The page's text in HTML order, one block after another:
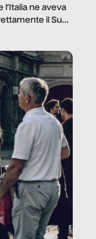
l’Italia ne aveva
il Sud